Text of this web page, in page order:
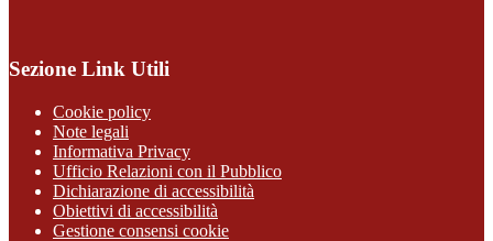
Sezione Link Utili
Cookie policy
Note legali
Informativa Privacy
Ufficio Relazioni con il Pubblico
Dichiarazione di accessibilità
Obiettivi di accessibilità
Gestione consensi cookie